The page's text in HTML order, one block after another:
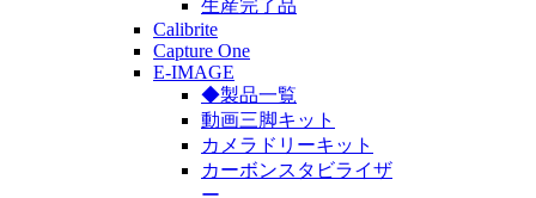
生産完了品
Calibrite
Capture One
E-IMAGE
◆製品一覧
動画三脚キット
カメラドリーキット
カーボンスタビライザ